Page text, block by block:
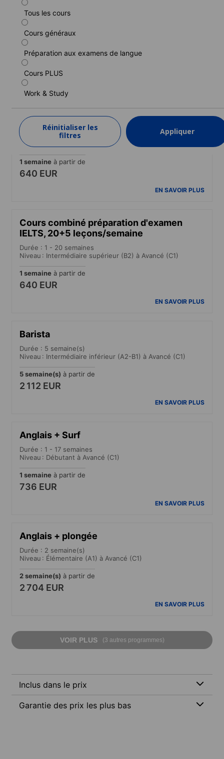
Tous les cours
Cours généraux
Préparation aux examens de langue
Cours PLUS
Work & Study
Réinitialiser les
filtres
Appliquer
Cours standard
Durée : 1 - 17 semaines
Niveau : Débutant à Avancé (C1)
1 semaine
599 EUR
Cours intensif
Durée : 1 - 52 semaines
Niveau : Débutant à Avancé (C1)
1 semaine à partir de
640 EUR
EN SAVOIR PLUS
Cours combiné préparation d'examen
IELTS, 20+5 leçons/semaine
Durée : 1 - 20 semaines
Niveau : Intermédiaire supérieur (B2) à Avancé (C1)
1 semaine à partir de
640 EUR
EN SAVOIR PLUS
Barista
Durée : 5 semaine(s)
Niveau : Intermédiaire inférieur (A2-B1) à Avancé (C1)
5 semaine(s) à partir de
2 112 EUR
EN SAVOIR PLUS
Anglais + Surf
Durée : 1 - 17 semaines
Niveau : Débutant à Avancé (C1)
1 semaine à partir de
736 EUR
EN SAVOIR PLUS
Anglais + plongée
Durée : 2 semaine(s)
Niveau : Élémentaire (A1) à Avancé (C1)
2 semaine(s) à partir de
2 704 EUR
EN SAVOIR PLUS
VOIR PLUS (3 autres programmes)
Inclus dans le prix
Garantie des prix les plus bas